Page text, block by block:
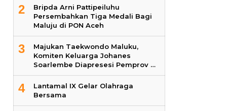
2
Bripda Arni Pattipeiluhu
Persembahkan Tiga Medali Bagi
Maluju di PON Aceh
3
Majukan Taekwondo Maluku,
Komiten Keluarga Johanes
Soarlembe Diapresesi Pemprov …
4
Lantamal IX Gelar Olahraga
Bersama